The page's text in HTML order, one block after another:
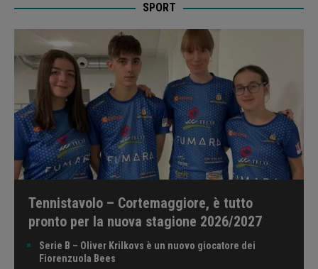
SPORT
Tennistavolo – Cortemaggiore, è tutto
pronto per la nuova stagione 2026/2027
Serie B – Oliver Krilkovs è un nuovo giocatore dei
Fiorenzuola Bees